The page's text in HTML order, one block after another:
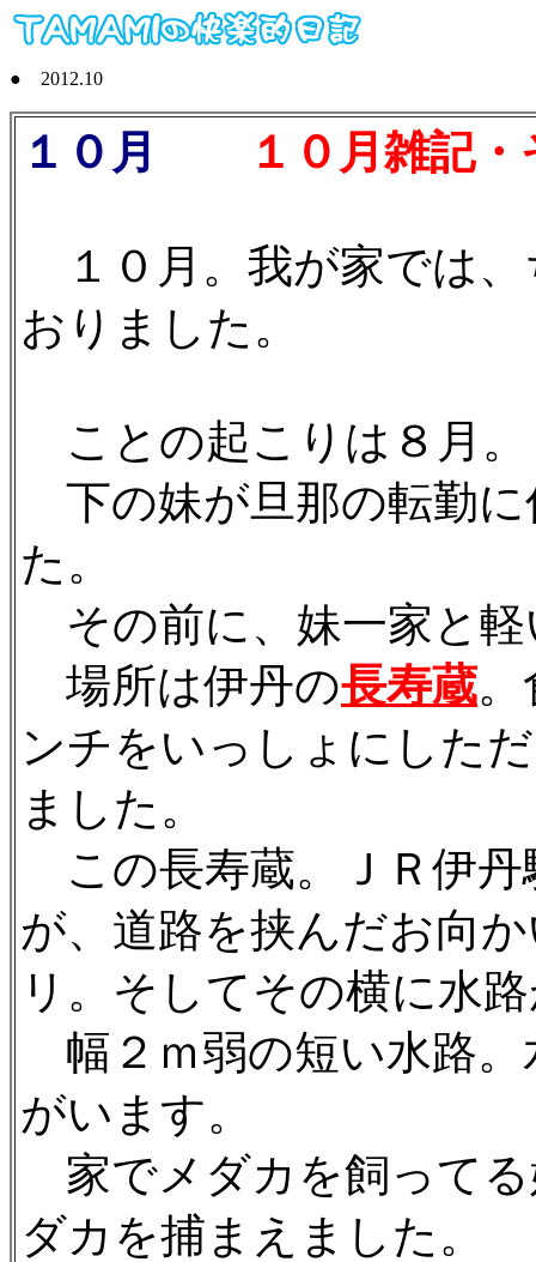
● 2012.10
１０月 １０月雑記・
１０月。我が家では、
おりました。
ことの起こりは８月。
下の妹が旦那の転勤に
た。
その前に、妹一家と
場所は伊丹の長寿蔵
ンチをいっしょにした
ました。
この長寿蔵。ＪＲ伊
が、道路を挟んだお向
リ。そしてその横に水
幅２ｍ弱の短い水路。
がいます。
家でメダカを飼って
ダカを捕まえました。